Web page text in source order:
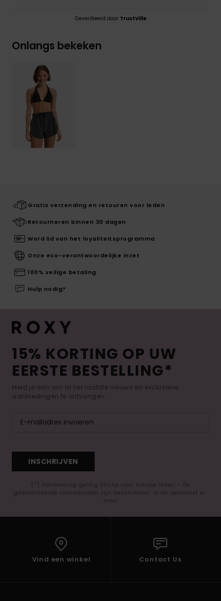
Geverifieerd door TrustVille
Onlangs bekeken
Gratis verzending en retouren voor leden
Retourneren binnen 30 dagen
Word lid van het loyaliteitsprogramma
Onze eco-verantwoordelijke inzet
100% veilige betaling
Hulp nodig?
15% KORTING OP UW
EERSTE BESTELLING*
Meld je aan om al het laatste nieuws en exclusieve
aanbiedingen te ontvangen.
INSCHRIJVEN
(*) Aanbieding geldig online voor nieuwe leden - De
gedetailleerde voorwaarden zijn beschikbaar in de welkomst e-
mail
Vind een winkel Contact Us